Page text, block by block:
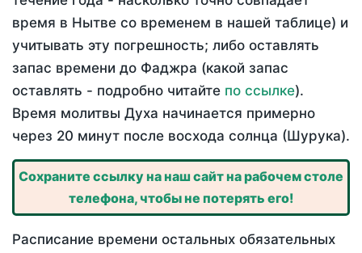
время в Нытве со временем в нашей таблице) и
учитывать эту погрешность; либо оставлять
запас времени до Фаджра (какой запас
оставлять - подробно читайте по ссылке).
Время молитвы Духа начинается примерно
через 20 минут после восхода солнца (Шурука).
Сохраните ссылку на наш сайт на рабочем столе
телефона, чтобы не потерять его!
Расписание времени остальных обязательных